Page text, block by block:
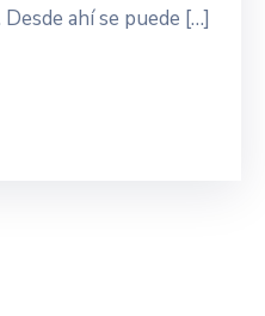
ahí se puede […]